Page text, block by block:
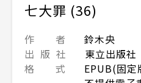
七大罪 (36)
作 者
鈴木央
出 版 社
東立出版社
格 式
EPUB(固定